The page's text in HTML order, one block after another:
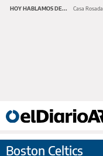
HOY HABLAMOS DE... Casa Rosada
Boston Celtics